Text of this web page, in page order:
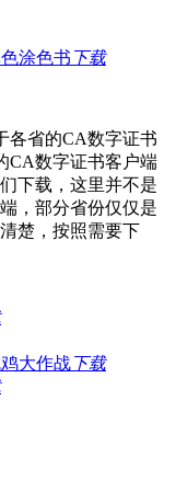
涂色书 下载
各省的CA数字证书
CA数字证书客户端
下载，这里并不是
，部分省份仅仅是
楚，按照需要下
大作战下载